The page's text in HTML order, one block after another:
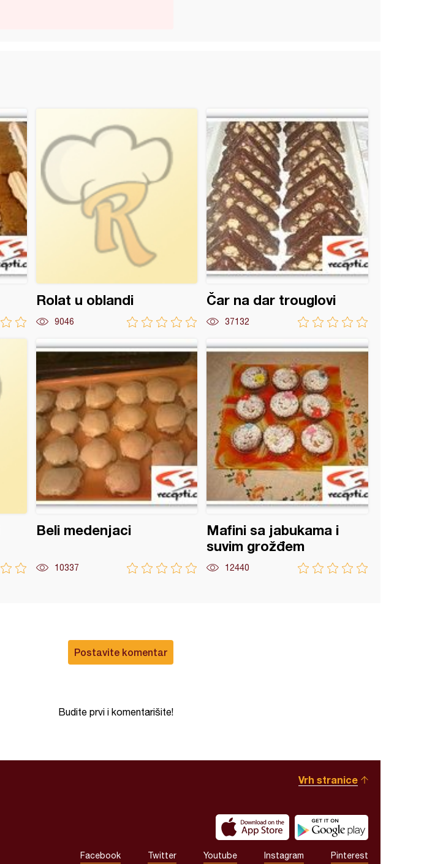
Rolat u oblandi
9046
Čar na dar trouglovi
37132
Beli medenjaci
10337
Mafini sa jabukama i
suvim grožđem
12440
Postavite komentar
Budite prvi i komentarišite!
Vrh stranice
Facebook Twitter Youtube Instagram Pinterest